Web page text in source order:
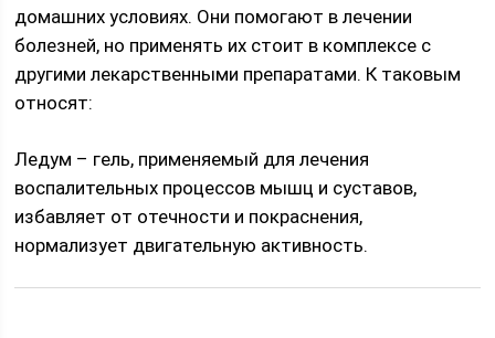
домашних условиях. Они помогают в лечении
болезней, но применять их стоит в комплексе с
другими лекарственными препаратами. К таковым
относят:
Ледум – гель, применяемый для лечения
воспалительных процессов мышц и суставов,
избавляет от отечности и покраснения,
нормализует двигательную активность.